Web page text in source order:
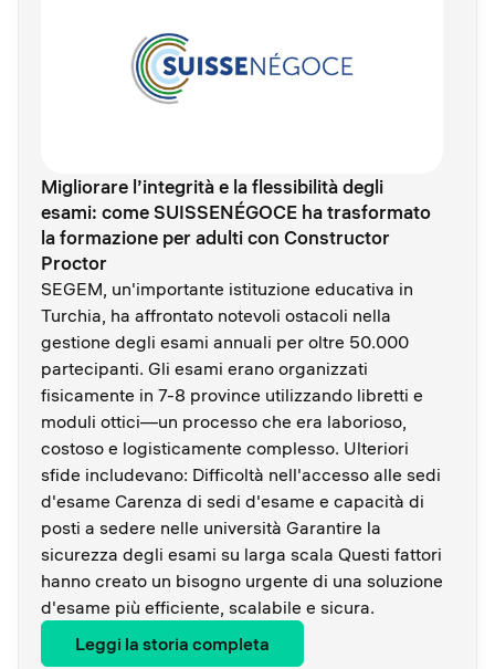
Migliorare l’integrità e la flessibilità degli
esami: come SUISSENÉGOCE ha trasformato
la formazione per adulti con Constructor
Proctor
SEGEM, un'importante istituzione educativa in
Turchia, ha affrontato notevoli ostacoli nella
gestione degli esami annuali per oltre 50.000
partecipanti. Gli esami erano organizzati
fisicamente in 7-8 province utilizzando libretti e
moduli ottici—un processo che era laborioso,
costoso e logisticamente complesso. Ulteriori
sfide includevano: Difficoltà nell'accesso alle sedi
d'esame Carenza di sedi d'esame e capacità di
posti a sedere nelle università Garantire la
sicurezza degli esami su larga scala Questi fattori
hanno creato un bisogno urgente di una soluzione
d'esame più efficiente, scalabile e sicura.
Leggi la storia completa